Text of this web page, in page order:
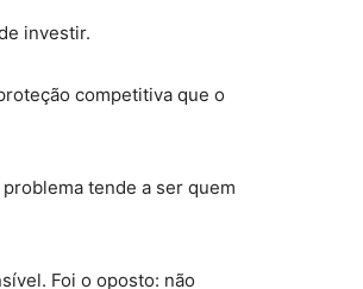
investir.
competitiva que o
tende a ser quem
Foi o oposto: não